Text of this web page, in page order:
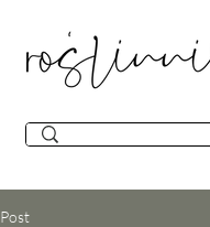
Post